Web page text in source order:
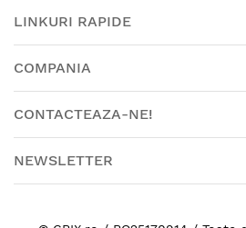
LINKURI RAPIDE
COMPANIA
CONTACTEAZA-NE!
NEWSLETTER